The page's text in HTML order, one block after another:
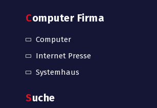
Computer Firma
Computer
Internet Presse
Systemhaus
Suche